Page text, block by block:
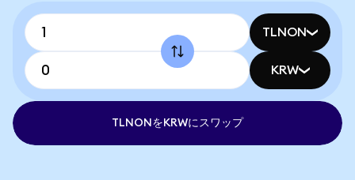
TLNON
KRW
TLNONをKRWにスワップ